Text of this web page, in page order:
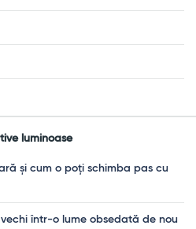
luminoase
și cum o poți schimba pas cu
într-o lume obsedată de nou